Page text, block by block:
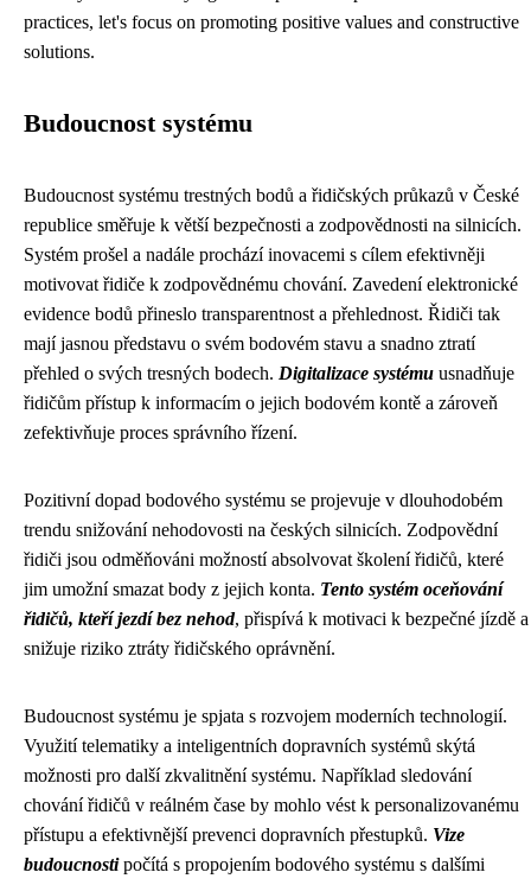
practices, let's focus on promoting positive values and constructive
solutions.
Budoucnost systému
Budoucnost systému trestných bodů a řidičských průkazů v České
republice směřuje k větší bezpečnosti a zodpovědnosti na silnicích.
Systém prošel a nadále prochází inovacemi s cílem efektivněji
motivovat řidiče k zodpovědnému chování. Zavedení elektronické
evidence bodů přineslo transparentnost a přehlednost. Řidiči tak
mají jasnou představu o svém bodovém stavu a snadno ztratí
přehled o svých tresných bodech. Digitalizace systému usnadňuje
řidičům přístup k informacím o jejich bodovém kontě a zároveň
zefektivňuje proces správního řízení.
Pozitivní dopad bodového systému se projevuje v dlouhodobém
trendu snižování nehodovosti na českých silnicích. Zodpovědní
řidiči jsou odměňováni možností absolvovat školení řidičů, které
jim umožní smazat body z jejich konta. Tento systém oceňování
řidičů, kteří jezdí bez nehod, přispívá k motivaci k bezpečné jízdě a
snižuje riziko ztráty řidičského oprávnění.
Budoucnost systému je spjata s rozvojem moderních technologií.
Využití telematiky a inteligentních dopravních systémů skýtá
možnosti pro další zkvalitnění systému. Například sledování
chování řidičů v reálném čase by mohlo vést k personalizovanému
přístupu a efektivnější prevenci dopravních přestupků. Vize
budoucnostipočítá s propojením bodového systému s dalšími